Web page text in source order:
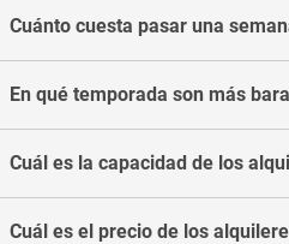
Cuánto cuesta pasar una
En qué temporada son más
Cuál es la capacidad de los
Cuál es el precio de los